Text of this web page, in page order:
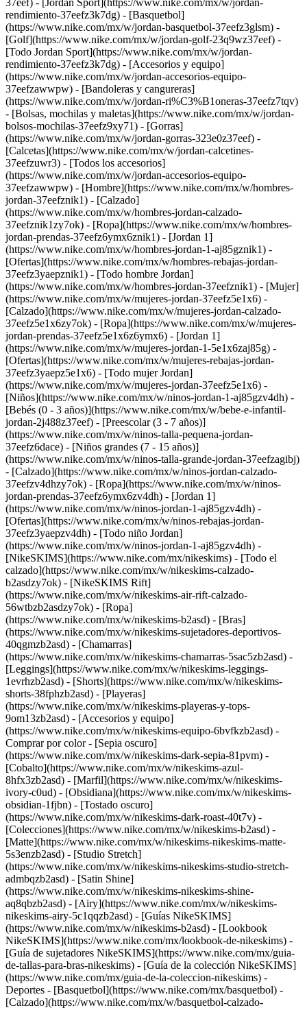
37eef) - [Jordan Sport](https://www.nike.com/mx/w/jordan-
rendimiento-37eefz3k7dg) - [Basquetbol]
(https://www.nike.com/mx/w/jordan-basquetbol-37eefz3glsm) -
[Golf](https://www.nike.com/mx/w/jordan-golf-23q9wz37eef) -
[Todo Jordan Sport](https://www.nike.com/mx/w/jordan-
rendimiento-37eefz3k7dg) - [Accesorios y equipo]
(https://www.nike.com/mx/w/jordan-accesorios-equipo-
37eefzawwpw) - [Bandoleras y cangureras]
(https://www.nike.com/mx/w/jordan-ri%C3%B1oneras-37eefz7tqv)
- [Bolsas, mochilas y maletas](https://www.nike.com/mx/w/jordan-
bolsos-mochilas-37eefz9xy71) - [Gorras]
(https://www.nike.com/mx/w/jordan-gorras-323e0z37eef) -
[Calcetas](https://www.nike.com/mx/w/jordan-calcetines-
37eefzuwr3) - [Todos los accesorios]
(https://www.nike.com/mx/w/jordan-accesorios-equipo-
37eefzawwpw) - [Hombre](https://www.nike.com/mx/w/hombres-
jordan-37eefznik1) - [Calzado]
(https://www.nike.com/mx/w/hombres-jordan-calzado-
37eefznik1zy7ok) - [Ropa](https://www.nike.com/mx/w/hombres-
jordan-prendas-37eefz6ymx6znik1) - [Jordan 1]
(https://www.nike.com/mx/w/hombres-jordan-1-aj85gznik1) -
[Ofertas](https://www.nike.com/mx/w/hombres-rebajas-jordan-
37eefz3yaepznik1) - [Todo hombre Jordan]
(https://www.nike.com/mx/w/hombres-jordan-37eefznik1) - [Mujer]
(https://www.nike.com/mx/w/mujeres-jordan-37eefz5e1x6) -
[Calzado](https://www.nike.com/mx/w/mujeres-jordan-calzado-
37eefz5e1x6zy7ok) - [Ropa](https://www.nike.com/mx/w/mujeres-
jordan-prendas-37eefz5e1x6z6ymx6) - [Jordan 1]
(https://www.nike.com/mx/w/mujeres-jordan-1-5e1x6zaj85g) -
[Ofertas](https://www.nike.com/mx/w/mujeres-rebajas-jordan-
37eefz3yaepz5e1x6) - [Todo mujer Jordan]
(https://www.nike.com/mx/w/mujeres-jordan-37eefz5e1x6) -
[Niños](https://www.nike.com/mx/w/ninos-jordan-1-aj85gzv4dh) -
[Bebés (0 - 3 años)](https://www.nike.com/mx/w/bebe-e-infantil-
jordan-2j488z37eef) - [Preescolar (3 - 7 años)]
(https://www.nike.com/mx/w/ninos-talla-pequena-jordan-
37eefz6dace) - [Niños grandes (7 - 15 años)]
(https://www.nike.com/mx/w/ninos-talla-grande-jordan-37eefzagibj)
- [Calzado](https://www.nike.com/mx/w/ninos-jordan-calzado-
37eefzv4dhzy7ok) - [Ropa](https://www.nike.com/mx/w/ninos-
jordan-prendas-37eefz6ymx6zv4dh) - [Jordan 1]
(https://www.nike.com/mx/w/ninos-jordan-1-aj85gzv4dh) -
[Ofertas](https://www.nike.com/mx/w/ninos-rebajas-jordan-
37eefz3yaepzv4dh) - [Todo niño Jordan]
(https://www.nike.com/mx/w/ninos-jordan-1-aj85gzv4dh) -
[NikeSKIMS](https://www.nike.com/mx/nikeskims) - [Todo el
calzado](https://www.nike.com/mx/w/nikeskims-calzado-
b2asdzy7ok) - [NikeSKIMS Rift]
(https://www.nike.com/mx/w/nikeskims-air-rift-calzado-
56wtbzb2asdzy7ok) - [Ropa]
(https://www.nike.com/mx/w/nikeskims-b2asd) - [Bras]
(https://www.nike.com/mx/w/nikeskims-sujetadores-deportivos-
40qgmzb2asd) - [Chamarras]
(https://www.nike.com/mx/w/nikeskims-chamarras-5sac5zb2asd) -
[Leggings](https://www.nike.com/mx/w/nikeskims-leggings-
1evrhzb2asd) - [Shorts](https://www.nike.com/mx/w/nikeskims-
shorts-38fphzb2asd) - [Playeras]
(https://www.nike.com/mx/w/nikeskims-playeras-y-tops-
9om13zb2asd) - [Accesorios y equipo]
(https://www.nike.com/mx/w/nikeskims-equipo-6bvfkzb2asd) -
Comprar por color - [Sepia oscuro]
(https://www.nike.com/mx/w/nikeskims-dark-sepia-81pvm) -
[Cobalto](https://www.nike.com/mx/w/nikeskims-azul-
8hfx3zb2asd) - [Marfil](https://www.nike.com/mx/w/nikeskims-
ivory-c0ud) - [Obsidiana](https://www.nike.com/mx/w/nikeskims-
obsidian-1fjbn) - [Tostado oscuro]
(https://www.nike.com/mx/w/nikeskims-dark-roast-40t7v) -
[Colecciones](https://www.nike.com/mx/w/nikeskims-b2asd) -
[Matte](https://www.nike.com/mx/w/nikeskims-nikeskims-matte-
5s3enzb2asd) - [Studio Stretch]
(https://www.nike.com/mx/w/nikeskims-nikeskims-studio-stretch-
admbqzb2asd) - [Satin Shine]
(https://www.nike.com/mx/w/nikeskims-nikeskims-shine-
aq8qbzb2asd) - [Airy](https://www.nike.com/mx/w/nikeskims-
nikeskims-airy-5c1qqzb2asd) - [Guías NikeSKIMS]
(https://www.nike.com/mx/w/nikeskims-b2asd) - [Lookbook
NikeSKIMS](https://www.nike.com/mx/lookbook-de-nikeskims) -
[Guía de sujetadores NikeSKIMS](https://www.nike.com/mx/guia-
de-tallas-para-bras-nikeskims) - [Guía de la colección NikeSKIMS]
(https://www.nike.com/mx/guia-de-la-coleccion-nikeskims) -
Deportes - [Basquetbol](https://www.nike.com/mx/basquetbol) -
[Calzado](https://www.nike.com/mx/w/basquetbol-calzado-